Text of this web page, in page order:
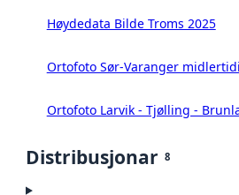
Høydedata Bilde Troms 2025
Ortofoto Sør-Varanger
Ortofoto Larvik - Tjølling -
Distribusjonar 8